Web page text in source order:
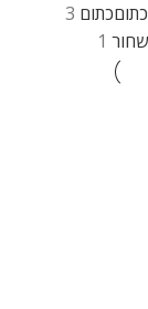
כתוםכתום 3
שחור 1